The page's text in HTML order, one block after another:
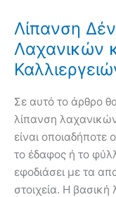
Λίπανση
Λαχανικών
Σε αυτό το άρθρο
λίπανση
είναι
το έδαφος ή το
εφοδιάσει με τα
στοιχεία. Η βασική